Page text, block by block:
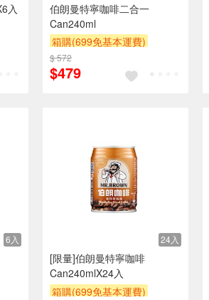
入
伯朗曼特寧咖啡二合一
Can240ml
箱購(699免基本運費)
滿額9折
$ 572
$479
6入 24入
[限量]伯朗曼特寧咖啡
Can240mlX24入
箱購(699免基本運費)